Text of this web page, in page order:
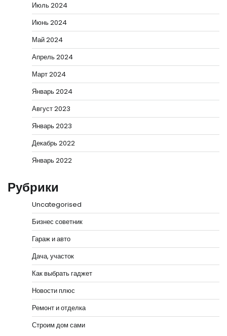
Июль 2024
Июнь 2024
Май 2024
Апрель 2024
Март 2024
Январь 2024
Август 2023
Январь 2023
Декабрь 2022
Январь 2022
Рубрики
Uncategorised
Бизнес советник
Гараж и авто
Дача, участок
Как выбрать гаджет
Новости плюс
Ремонт и отделка
Строим дом сами